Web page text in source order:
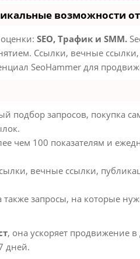
возможности от
SEO, Трафик и SMM.
Ссылки, вечные
SeoHammer для
подбор запросов, покупка
чем 100 показателям и
вечные ссылки,
запросы, на которые
, она ускоряет продвижение в
дней.